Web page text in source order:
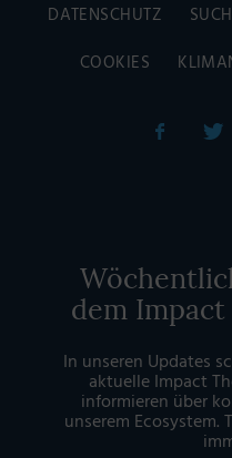
DATENSCHUTZ
COOKIES
dem
In unseren Updates
aktuelle Impact
informieren über
unserem Ecosystem.